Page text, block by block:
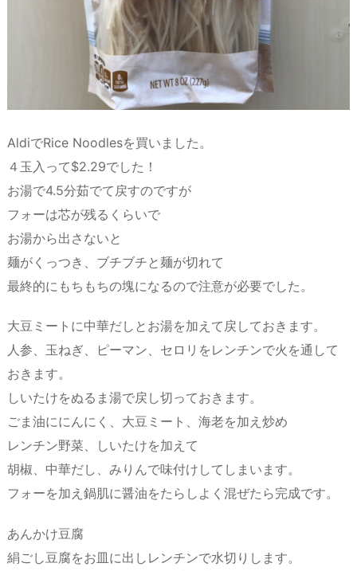
AldiでRice Noodlesを買いました。
４玉入って$2.29でした！
お湯で4.5分茹でて戻すのですが
フォーは芯が残るくらいで
お湯から出さないと
麺がくっつき、ブチブチと麺が切れて
最終的にもちもちの塊になるので注意が必要でした。
大豆ミートに中華だしとお湯を加えて戻しておきます。
人参、玉ねぎ、ピーマン、セロリをレンチンで火を通して
おきます。
しいたけをぬるま湯で戻し切っておきます。
ごま油ににんにく、大豆ミート、海老を加え炒め
レンチン野菜、しいたけを加えて
胡椒、中華だし、みりんで味付けしてしまいます。
フォーを加え鍋肌に醤油をたらしよく混ぜたら完成です。
あんかけ豆腐
絹ごし豆腐をお皿に出しレンチンで水切りします。